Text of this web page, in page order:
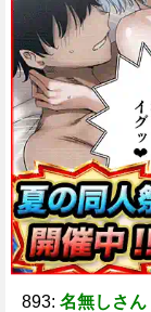
893: 名無しさん